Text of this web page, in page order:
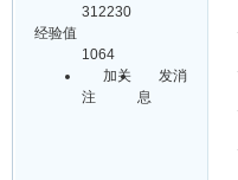
312230
经验值
1064
加关
注
发消
息